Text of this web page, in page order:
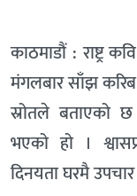
काठमाडौं : राष्ट्र
मंगलबार साँझ
स्रोतले बताएको
भएको हो ।
दिनयता घरमै